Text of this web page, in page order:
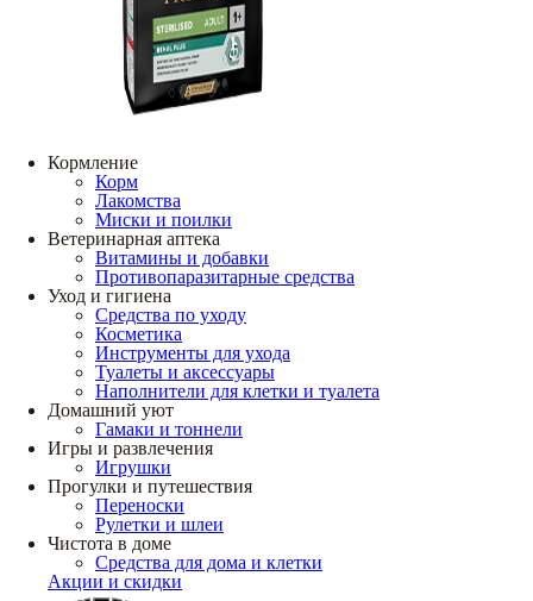
Кормление
Корм
Лакомства
Миски и поилки
Ветеринарная аптека
Витамины и добавки
Противопаразитарные средства
Уход и гигиена
Средства по уходу
Косметика
Инструменты для ухода
Туалеты и аксессуары
Наполнители для клетки и туалета
Домашний уют
Гамаки и тоннели
Игры и развлечения
Игрушки
Прогулки и путешествия
Переноски
Рулетки и шлеи
Чистота в доме
Средства для дома и клетки
Акции и скидки